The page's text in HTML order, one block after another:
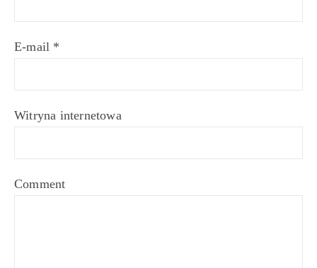
E-mail *
Witryna internetowa
Comment